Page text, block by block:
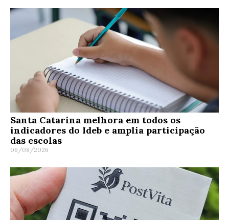
Santa Catarina melhora em todos os
indicadores do Ideb e amplia participação
das escolas
06/08/2026